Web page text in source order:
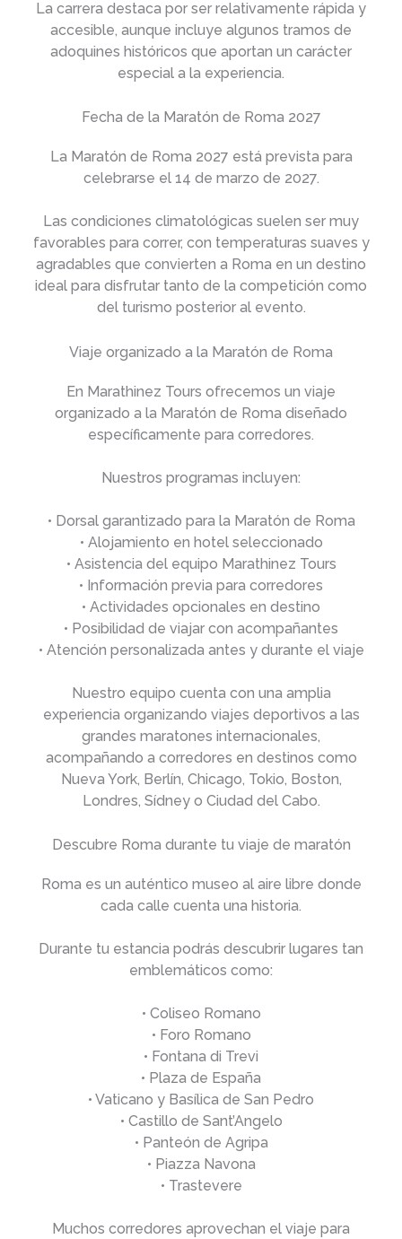
La carrera destaca por ser relativamente rápida y
accesible, aunque incluye algunos tramos de
adoquines históricos que aportan un carácter
especial a la experiencia.
Fecha de la Maratón de Roma 2027
La Maratón de Roma 2027 está prevista para
celebrarse el 14 de marzo de 2027.
Las condiciones climatológicas suelen ser muy
favorables para correr, con temperaturas suaves y
agradables que convierten a Roma en un destino
ideal para disfrutar tanto de la competición como
del turismo posterior al evento.
Viaje organizado a la Maratón de Roma
En Marathinez Tours ofrecemos un viaje
organizado a la Maratón de Roma diseñado
específicamente para corredores.
Nuestros programas incluyen:
• Dorsal garantizado para la Maratón de Roma
• Alojamiento en hotel seleccionado
• Asistencia del equipo Marathinez Tours
• Información previa para corredores
• Actividades opcionales en destino
• Posibilidad de viajar con acompañantes
• Atención personalizada antes y durante el viaje
Nuestro equipo cuenta con una amplia
experiencia organizando viajes deportivos a las
grandes maratones internacionales,
acompañando a corredores en destinos como
Nueva York, Berlín, Chicago, Tokio, Boston,
Londres, Sídney o Ciudad del Cabo.
Descubre Roma durante tu viaje de maratón
Roma es un auténtico museo al aire libre donde
cada calle cuenta una historia.
Durante tu estancia podrás descubrir lugares tan
emblemáticos como:
• Coliseo Romano
• Foro Romano
• Fontana di Trevi
• Plaza de España
• Vaticano y Basílica de San Pedro
• Castillo de Sant’Angelo
• Panteón de Agripa
• Piazza Navona
• Trastevere
Muchos corredores aprovechan el viaje para